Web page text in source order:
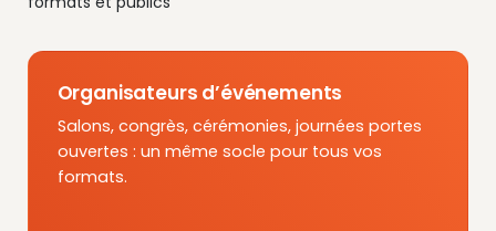
Organisateurs d’événements
Salons, congrès, cérémonies, journées portes
ouvertes : un même socle pour tous vos
formats.